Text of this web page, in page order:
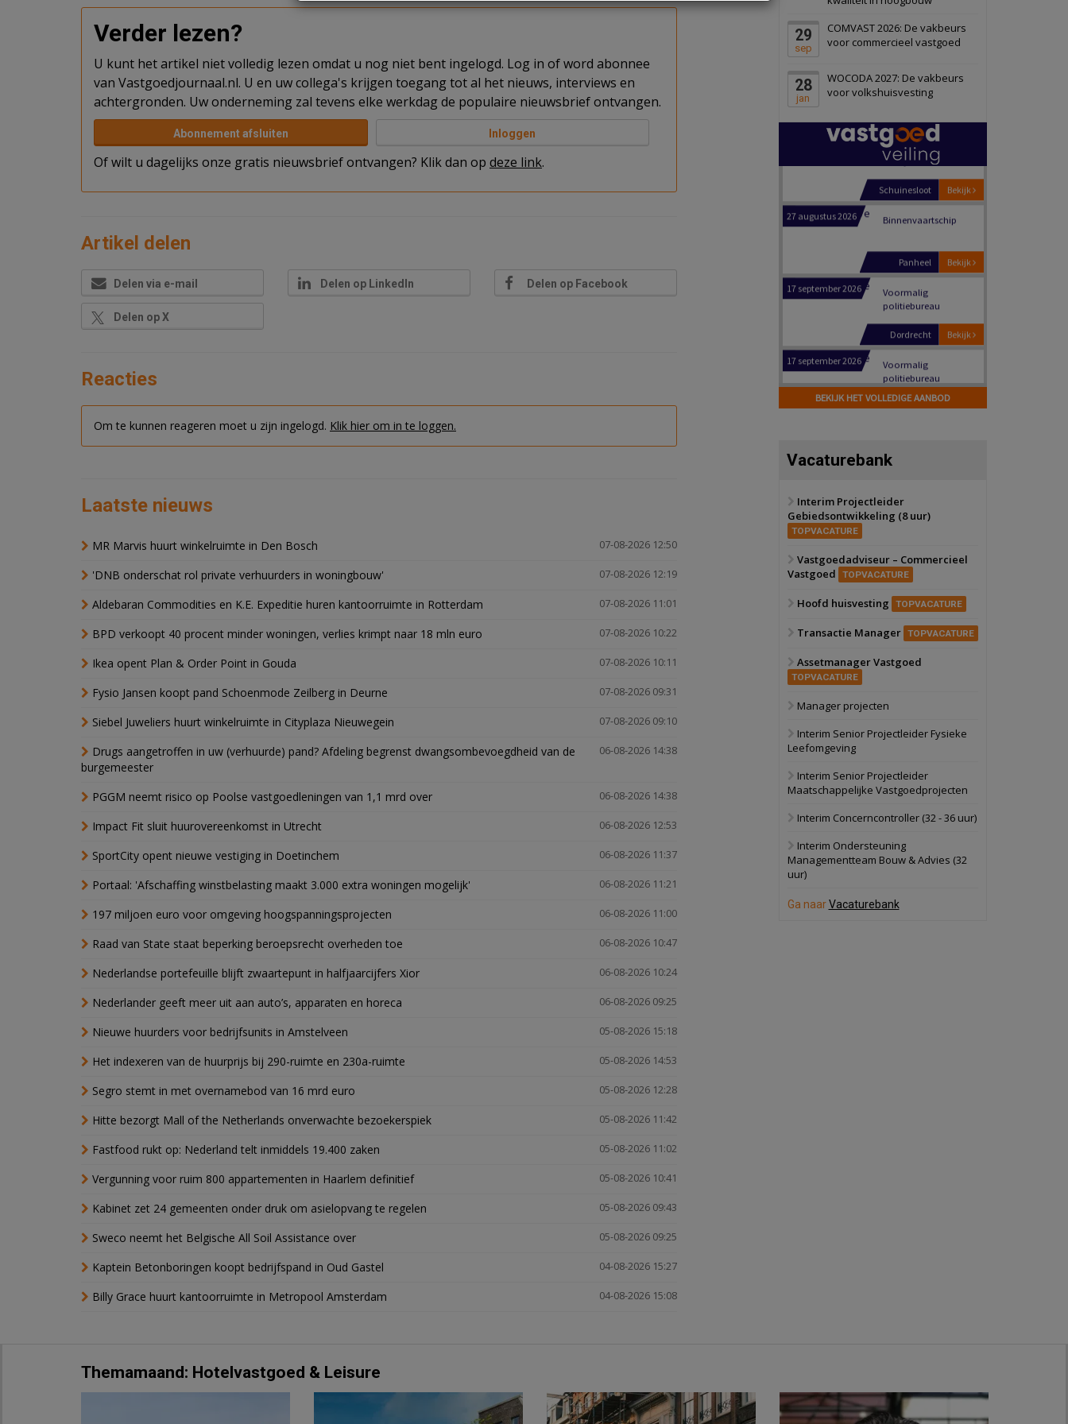
Verder lezen?
U kunt het artikel niet volledig lezen omdat u nog niet bent ingelogd. Log in of word abonnee
van Vastgoedjournaal.nl. U en uw collega's krijgen toegang tot al het nieuws, interviews en
achtergronden. Uw onderneming zal tevens elke werkdag de populaire nieuwsbrief ontvangen.
Abonnement afsluiten Inloggen
Of wilt u dagelijks onze gratis nieuwsbrief ontvangen? Klik dan op deze link.
Artikel delen
Delen via e-mail Delen op LinkedIn Delen op Facebook
Delen op X
Reacties
Om te kunnen reageren moet u zijn ingelogd. Klik hier om in te loggen.
Laatste nieuws
07-08-2026 12:50
MR Marvis huurt winkelruimte in Den Bosch
07-08-2026 12:19
'DNB onderschat rol private verhuurders in woningbouw'
07-08-2026 11:01
Aldebaran Commodities en K.E. Expeditie huren kantoorruimte in Rotterdam
07-08-2026 10:22
BPD verkoopt 40 procent minder woningen, verlies krimpt naar 18 mln euro
07-08-2026 10:11
Ikea opent Plan & Order Point in Gouda
07-08-2026 09:31
Fysio Jansen koopt pand Schoenmode Zeilberg in Deurne
07-08-2026 09:10
Siebel Juweliers huurt winkelruimte in Cityplaza Nieuwegein
06-08-2026 14:38
Drugs aangetroffen in uw (verhuurde) pand? Afdeling begrenst dwangsombevoegdheid van de
burgemeester
06-08-2026 14:38
PGGM neemt risico op Poolse vastgoedleningen van 1,1 mrd over
06-08-2026 12:53
Impact Fit sluit huurovereenkomst in Utrecht
06-08-2026 11:37
SportCity opent nieuwe vestiging in Doetinchem
06-08-2026 11:21
Portaal: 'Afschaffing winstbelasting maakt 3.000 extra woningen mogelijk'
06-08-2026 11:00
197 miljoen euro voor omgeving hoogspanningsprojecten
06-08-2026 10:47
Raad van State staat beperking beroepsrecht overheden toe
06-08-2026 10:24
Nederlandse portefeuille blijft zwaartepunt in halfjaarcijfers Xior
06-08-2026 09:25
Nederlander geeft meer uit aan auto’s, apparaten en horeca
05-08-2026 15:18
Nieuwe huurders voor bedrijfsunits in Amstelveen
05-08-2026 14:53
Het indexeren van de huurprijs bij 290-ruimte en 230a-ruimte
05-08-2026 12:28
Segro stemt in met overnamebod van 16 mrd euro
05-08-2026 11:42
Hitte bezorgt Mall of the Netherlands onverwachte bezoekerspiek
05-08-2026 11:02
Fastfood rukt op: Nederland telt inmiddels 19.400 zaken
05-08-2026 10:41
Vergunning voor ruim 800 appartementen in Haarlem definitief
05-08-2026 09:43
Kabinet zet 24 gemeenten onder druk om asielopvang te regelen
05-08-2026 09:25
Sweco neemt het Belgische All Soil Assistance over
04-08-2026 15:27
Kaptein Betonboringen koopt bedrijfspand in Oud Gastel
04-08-2026 15:08
Billy Grace huurt kantoorruimte in Metropool Amsterdam
29
sep
COMVAST 2026: De vakbeurs
voor commercieel vastgoed
28
jan
WOCODA 2027: De vakbeurs
voor volkshuisvesting
Schiedam
22 september 2026 Attractiepark
Bekijk
Oranje
28 september 2026
bedrijventerrein
Schuinesloot
Binnenvaartschip
Bekijk
Panheel
Voormalig
politiebureau
Dordrecht
Voormalig
politiebureau
Hilversum
17 september 2026
Voormalig
Zwanenburg
6 oktober 2026
Oranje
28 september 2026
bedrijventerrein
Bekijk
Schuinesloot
politiebureau
17 september 2026
Voormalig
BEKIJK HET VOLLEDIGE AANBOD
Vacaturebank
Interim Projectleider
Gebiedsontwikkeling (8 uur)
TOPVACATURE
Vastgoedadviseur – Commercieel
Vastgoed
TOPVACATURE
Hoofd huisvesting TOPVACATURE
Transactie Manager TOPVACATURE
Assetmanager Vastgoed
TOPVACATURE
Manager projecten
Interim Senior Projectleider Fysieke
Leefomgeving
Interim Senior Projectleider
Maatschappelijke Vastgoedprojecten
Interim Concerncontroller (32 - 36 uur)
Interim Ondersteuning
Managementteam Bouw & Advies (32
uur)
Ga naarVacaturebank
Themamaand: Hotelvastgoed & Leisure